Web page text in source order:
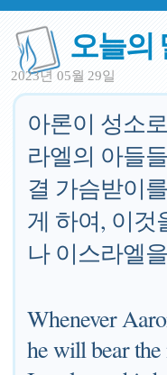
오늘의
2023년 05월 29일
아론이 성소
라엘의 아들
결 가슴받이
게 하여, 이것
나 이스라엘
Whenever
he will bear the